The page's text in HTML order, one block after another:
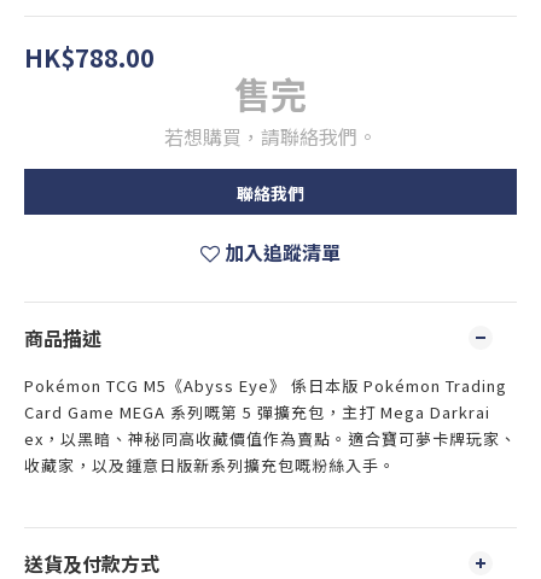
HK$788.00
售完
若想購買，請聯絡我們。
聯絡我們
加入追蹤清單
商品描述
Pokémon TCG M5《Abyss Eye》 係日本版 Pokémon Trading
Card Game MEGA 系列嘅第 5 彈擴充包，主打 Mega Darkrai
ex，以黑暗、神秘同高收藏價值作為賣點。適合寶可夢卡牌玩家、
收藏家，以及鍾意日版新系列擴充包嘅粉絲入手。
送貨及付款方式